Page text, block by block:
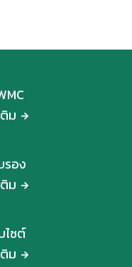
ม
รอง
ม
ไซต์
ม